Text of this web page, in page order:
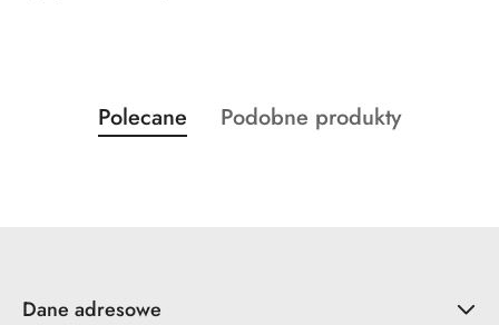
Pomiń karuzelę produktów
Produkty
o
Polecane
Produkty
Podobne produkty
Dane adresowe